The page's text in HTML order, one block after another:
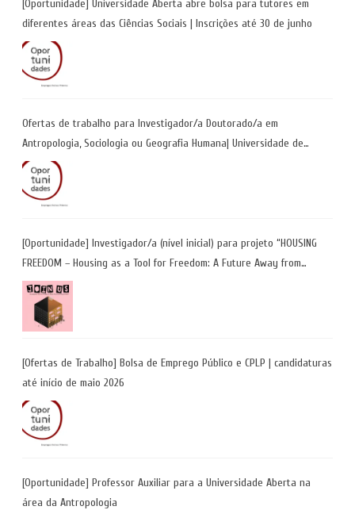
[Oportunidade] Universidade Aberta abre bolsa para tutores em
diferentes áreas das Ciências Sociais | Inscrições até 30 de junho
Ofertas de trabalho para Investigador/a Doutorado/a em
Antropologia, Sociologia ou Geografia Humana| Universidade de
Coimbra | Candidaturas até 29 de maio 2026
[Oportunidade] Investigador/a (nível inicial) para projeto “HOUSING
FREEDOM – Housing as a Tool for Freedom: A Future Away from
Incarceration” | até 8 de maio
[Ofertas de Trabalho] Bolsa de Emprego Público e CPLP | candidaturas
até início de maio 2026
[Oportunidade] Professor Auxiliar para a Universidade Aberta na
área da Antropologia